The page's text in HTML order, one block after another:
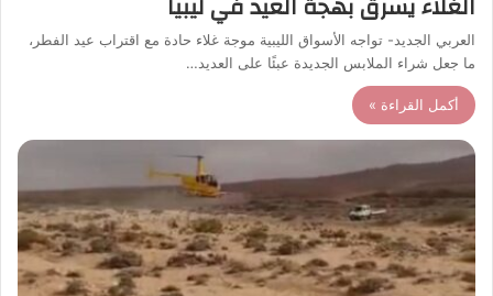
العربي الجديد- تواجه الأسواق الليبية موجة غلاء حادة مع اقتراب عيد الفطر،
ما جعل شراء الملابس الجديدة عبئًا على العديد…
أكمل القراءة »